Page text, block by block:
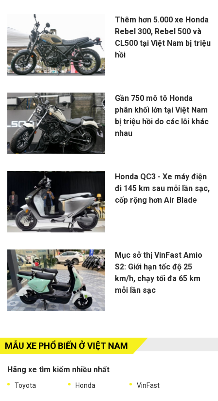
Thêm hơn 5.000 xe Honda
Rebel 300, Rebel 500 và
CL500 tại Việt Nam bị triệu
hồi
Gần 750 mô tô Honda
phân khối lớn tại Việt Nam
bị triệu hồi do các lỗi khác
nhau
Honda QC3 - Xe máy điện
đi 145 km sau mỗi lần sạc,
cốp rộng hơn Air Blade
Mục sở thị VinFast Amio
S2: Giới hạn tốc độ 25
km/h, chạy tối đa 65 km
mỗi lần sạc
MẪU XE PHỔ BIẾN Ở VIỆT NAM
Hãng xe tìm kiếm nhiều nhất
Toyota Honda VinFast